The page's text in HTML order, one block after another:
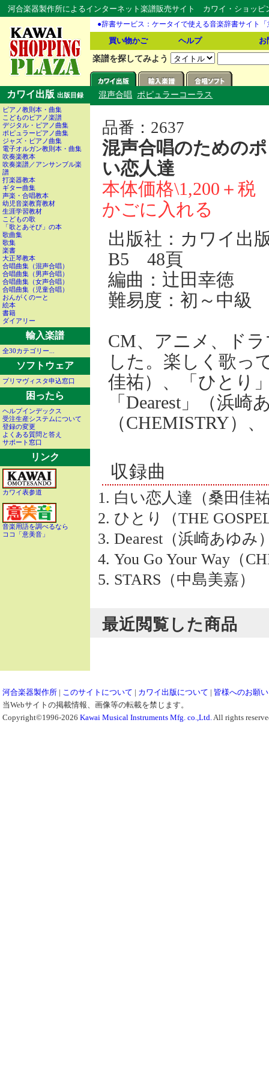
河合楽器製作所によるインターネット楽譜販売サイト カワイ・ショッ
●辞書サービス：ケータイで使える音楽辞書サイト
買い物かご ヘルプ お
楽譜を探してみよう
カワイ出版 出版目録
ピアノ教則本・曲集
こどものピアノ楽譜
デジタル・ピアノ曲集
ポピュラーピアノ曲集
ジャズ・ピアノ曲集
電子オルガン教則本・曲集
吹奏楽教本
吹奏楽譜／アンサンブル楽
譜
打楽器教本
ギター曲集
声楽・合唱教本
幼児音楽教育教材
生涯学習教材
こどもの歌
「歌とあそび」の本
歌曲集
歌集
楽書
大正琴教本
合唱曲集（混声合唱）
合唱曲集（男声合唱）
合唱曲集（女声合唱）
合唱曲集（児童合唱）
おんがくのーと
絵本
書籍
ダイアリー
輸入楽譜
全30カテゴリー...
ソフトウェア
プリマヴィスタ申込窓口
困ったら
ヘルプインデックス
受注生産システムについて
登録の変更
よくある質問と答え
サポート窓口
リンク
カワイ表参道
音楽用語を調べるなら
ココ「意美音」
混声合唱 ポピュラーコーラス
品番：2637
混声合唱のための
い恋人達
本体価格\1,200＋税
かごに入れる
出版社：カワイ出
B5 48頁
編曲：辻田幸徳
難易度：初～中級
CM、アニメ、ド
した。楽しく歌っ
佳祐）、「ひとり
「Dearest」（浜崎
（CHEMISTRY）
収録曲
白い恋人達（桑田佳
ひとり（THE
Dearest（浜崎あゆみ
You Go Your Way（
STARS（中島美嘉）
最近閲覧した商品
河合楽器製作所 | このサイトについて | カワイ出版について | 皆様へのお願い
当Webサイトの掲載情報、画像等の転載を禁じます。
Copyright©1996-2026 Kawai Musical Instruments Mfg. co.,Ltd.All rights